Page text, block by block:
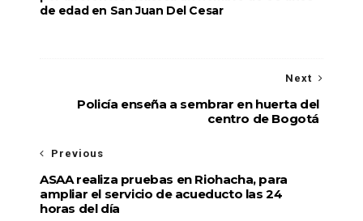
de edad en San Juan Del Cesar
Next
Policía enseña a sembrar en huerta del
centro de Bogotá
Previous
ASAA realiza pruebas en Riohacha, para
ampliar el servicio de acueducto las 24
horas del día